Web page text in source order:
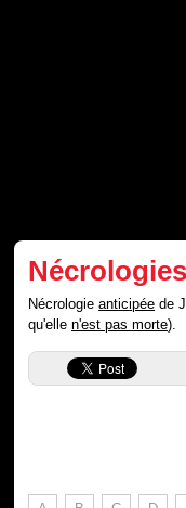
Nécrologies
Nécrologieanticipée de
qu'ellen'est pas morte).